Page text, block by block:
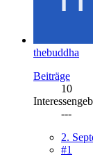
thebuddha
Beiträge
10
---
2.
#1